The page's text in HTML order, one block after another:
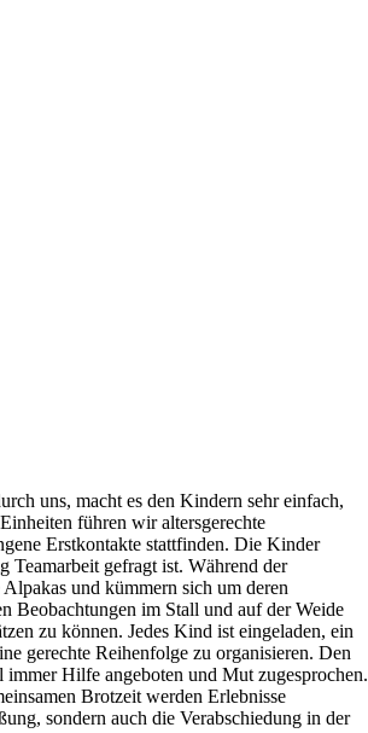
uns, macht es den Kindern sehr einfach,
führen wir altersgerechte
Erstkontakte stattfinden. Die Kinder
Teamarbeit gefragt ist. Während der
und kümmern sich um deren
Beobachtungen im Stall und auf der Weide
zu können. Jedes Kind ist eingeladen, ein
gerechte Reihenfolge zu organisieren. Den
Hilfe angeboten und Mut zugesprochen.
Brotzeit werden Erlebnisse
sondern auch die Verabschiedung in der